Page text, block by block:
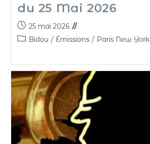
du 25 Mai 2026
25 mai 2026
Bidou / Émissions / Paris New York